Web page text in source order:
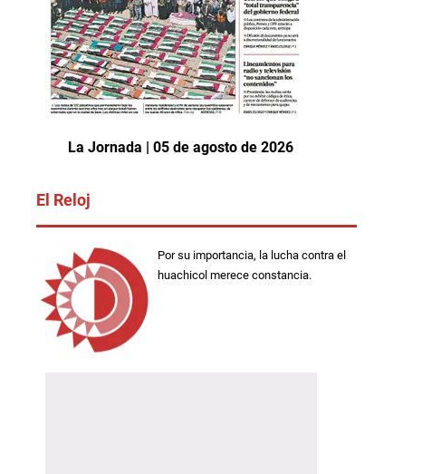
La Jornada | 05 de agosto de 2026
El Reloj
Por su importancia, la lucha contra el
huachicol merece constancia.